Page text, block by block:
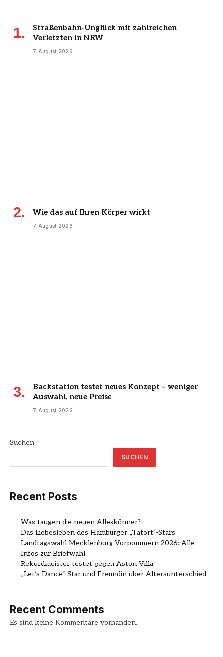
Straßenbahn-Unglück mit zahlreichen
Verletzten in NRW
7 August 2026
Wie das auf Ihren Körper wirkt
7 August 2026
Backstation testet neues Konzept – weniger
Auswahl, neue Preise
7 August 2026
Suchen
SUCHEN
Recent Posts
Was taugen die neuen Alleskönner?
Das Liebesleben des Hamburger „Tatort“-Stars
Landtagswahl Mecklenburg-Vorpommern 2026: Alle
Infos zur Briefwahl
Rekordmeister testet gegen Aston Villa
„Let’s Dance“-Star und Freundin über Altersunterschied
Recent Comments
Es sind keine Kommentare vorhanden.